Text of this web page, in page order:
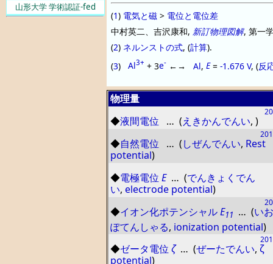
山形大学 学術認証-fed
(1) 電気と磁> 電位と電位差
中村英二、吉沢康和, 新訂物理図解, 第一
(2) ネルンストの式, (計算).
(3) Al3+ + 3e-←→ Al, E= -1.676 V, (反
物理量
◆液間電位 … (えきかんでんい, )
◆自然電位 … (しぜんでんい, Rest
potential)
◆電極電位E… (でんきょくでん
い, electrode potential)
◆イオン化ポテンシャルE11 … (い
ぽてんしゃる, ionization potential)
◆ゼータ電位ζ… (ぜーたでんい, ζ
potential)